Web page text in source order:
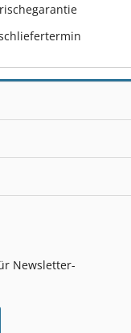
Newsletter-